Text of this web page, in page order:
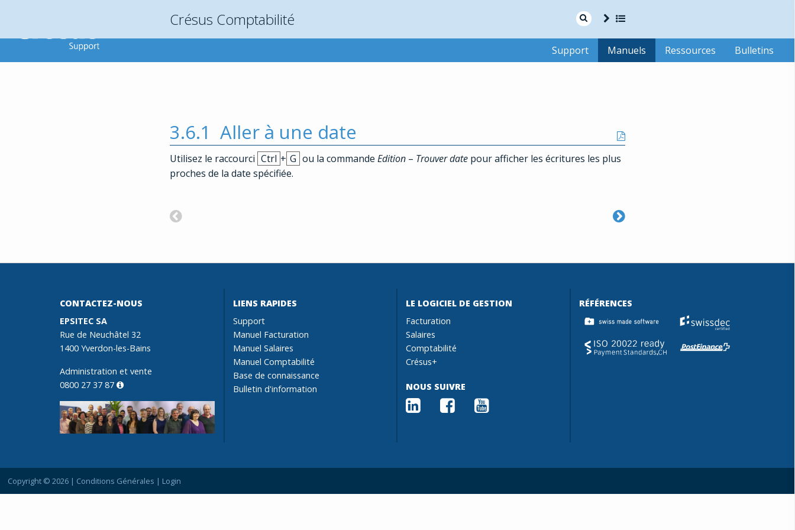
Support Manuels Ressources Bulletins
Crésus Comptabilité
3.6.1 Aller à une date
Utilisez le raccourci Ctrl + G ou la commande Edition – Trouver date pour afficher les écritures les plus
proches de la date spécifiée.
CONTACTEZ-NOUS
EPSITEC SA
Rue de Neuchâtel 32
1400 Yverdon-les-Bains
Administration et vente
0800 27 37 87
LIENS RAPIDES
Support
Manuel Facturation
Manuel Salaires
Manuel Comptabilité
Base de connaissance
Bulletin d'information
LE LOGICIEL DE GESTION
Facturation
Salaires
Comptabilité
Crésus+
NOUS SUIVRE
RÉFÉRENCES
Copyright © 2026 | Conditions Générales | Login